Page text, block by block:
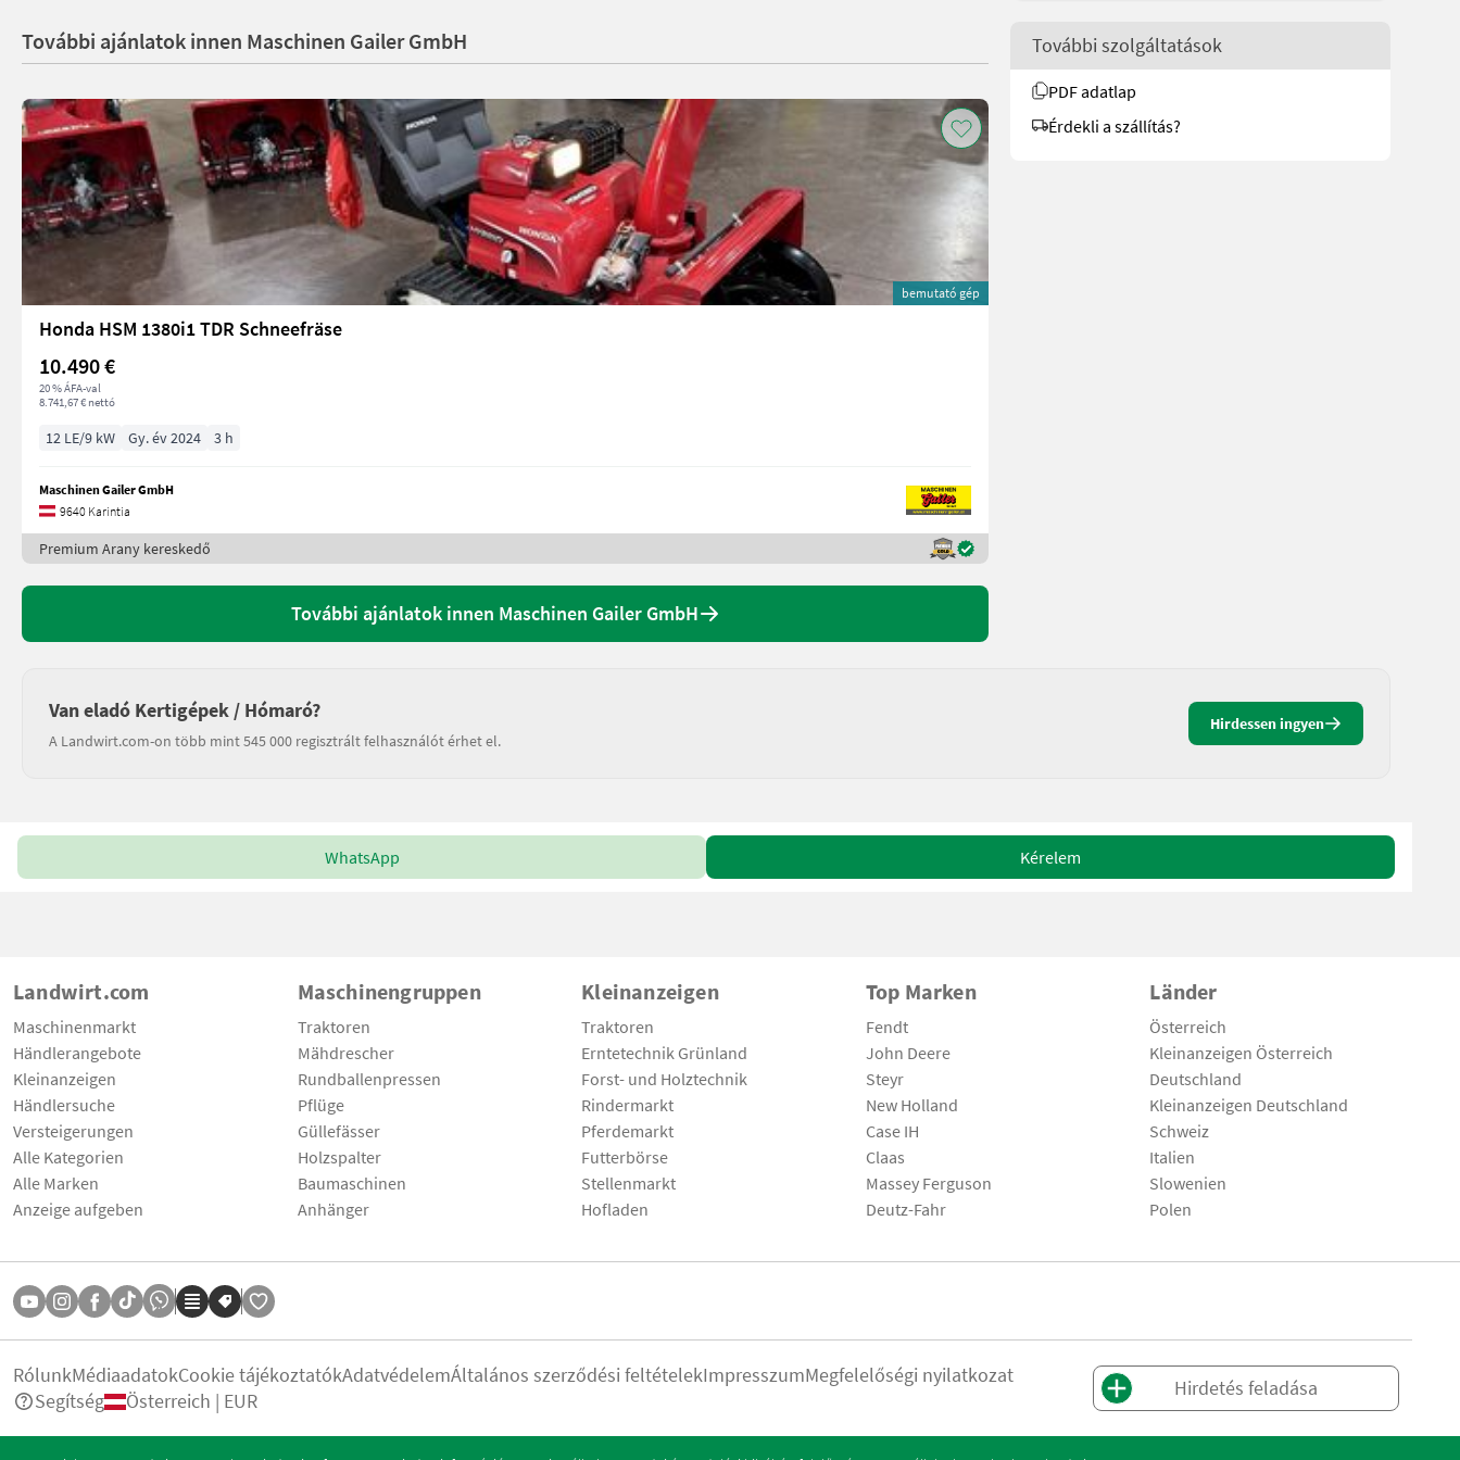
További szolgáltatások
PDF adatlap
Érdekli a szállítás?
További ajánlatok innen Maschinen Gailer GmbH
bemutató gép
Honda HSM 1380i1 TDR Schneefräse
10.490 €
20 % ÁFA-val
8.741,67 € nettó
12 LE/9 kW Gy. év 2024 3 h
Maschinen Gailer GmbH
9640 Karintia
Premium Arany kereskedő
További ajánlatok innen Maschinen Gailer GmbH
Van eladó Kertigépek / Hómaró?
A Landwirt.com-on több mint 545 000 regisztrált felhasználót érhet el.
Hirdessen ingyen
WhatsApp Kérelem
Landwirt.com
Maschinenmarkt
Händlerangebote
Kleinanzeigen
Händlersuche
Versteigerungen
Alle Kategorien
Alle Marken
Anzeige aufgeben
Maschinengruppen
Traktoren
Mähdrescher
Rundballenpressen
Pflüge
Güllefässer
Holzspalter
Baumaschinen
Anhänger
Kleinanzeigen
Traktoren
Erntetechnik Grünland
Forst- und Holztechnik
Rindermarkt
Pferdemarkt
Futterbörse
Stellenmarkt
Hofladen
Top Marken
Fendt
John Deere
Steyr
New Holland
Case IH
Claas
Massey Ferguson
Deutz-Fahr
Länder
Österreich
Kleinanzeigen Österreich
Deutschland
Kleinanzeigen Deutschland
Schweiz
Italien
Slowenien
Polen
RólunkMédiaadatokCookie tájékoztatókAdatvédelemÁltalános szerződési feltételekImpresszumMegfelelőségi nyilatkozat
Segítség
Österreich | EUR
Hirdetés feladása